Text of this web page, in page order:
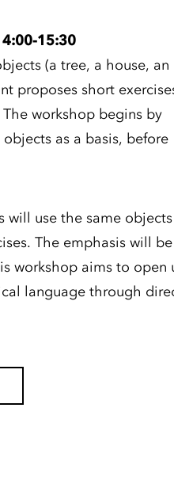
15:30
(a tree, a house, an
proposes short
workshop begins by
as a basis, before
use the same
The emphasis will
workshop aims to open
language through